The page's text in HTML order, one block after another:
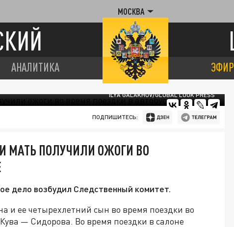
МОСКВА
АНАЛИТИКА ЭФИР
ILYA GALAKHOV/GLOBAL LOOK PRESS
ПОДПИШИТЕСЬ:
МАТЬ ПОЛУЧИЛИ ОЖОГИ ВО
дело возбудил Следственный комитет.
и ее четырехлетний сын во время поездки во
— Сидорова. Во время поездки в салоне